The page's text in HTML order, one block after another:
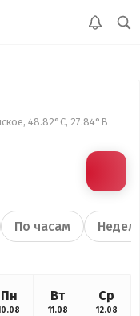
48.82°С, 27.84°В
По часам
Пн Вт
11.08
Ср
12.08